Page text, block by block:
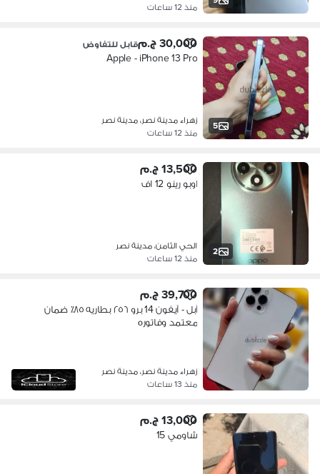
منذ 12 ساعات
5
30,000 ج.م قابل للتفاوض
Apple - iPhone 13 Pro
زهراء مدينة نصر، مدينة نصر
منذ 12 ساعات
2
13,500 ج.م
اوبو رينو 12 اف
الحي الثامن، مدينة نصر
منذ 12 ساعات
39,700 ج.م
آبل - آيفون 14 برو ٢٥٦ بطاريه ٨٥٪؜ ضمان
معتمد وفاتوره
زهراء مدينة نصر، مدينة نصر
منذ 13 ساعات
13,000 ج.م
شاومي 15